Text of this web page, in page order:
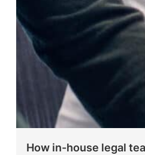
How in-house legal